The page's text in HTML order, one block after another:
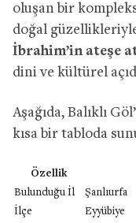
oluşan bir
doğal
İbrahim’in ateşe
dini ve kültürel
Aşağıda, Balıklı
kısa bir tabloda
Özellik
Bulunduğu İl
Şanlıurfa
İlçe
Eyyübiye